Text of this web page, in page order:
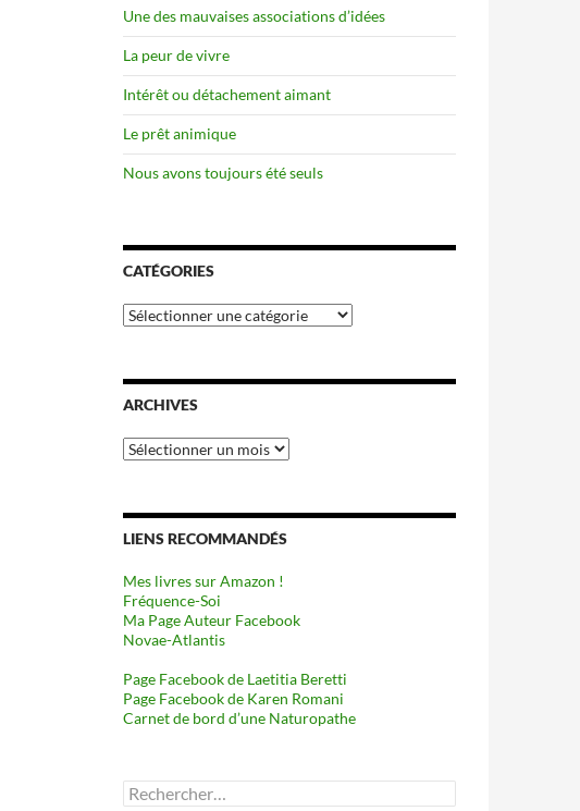
Une des mauvaises associations d’idées
La peur de vivre
Intérêt ou détachement aimant
Le prêt animique
Nous avons toujours été seuls
CATÉGORIES
Catégories
ARCHIVES
Archives
LIENS RECOMMANDÉS
Mes livres sur Amazon !
Fréquence-Soi
Ma Page Auteur Facebook
Novae-Atlantis
Page Facebook de Laetitia Beretti
Page Facebook de Karen Romani
Carnet de bord d’une Naturopathe
Rechercher :